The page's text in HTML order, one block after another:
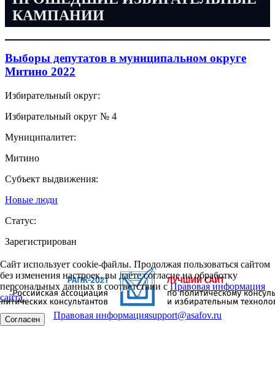
КАМПАНИИ
Выборы депутатов в муниципальном округе
Митино 2022
Избирательный округ:
Избирательный округ № 4
Муниципалитет:
Митино
Субъект выдвижения:
Новые люди
Статус:
Зарегистрирован
Сайт использует cookie-файлы. Продолжая пользоваться сайтом
без изменения настроек, вы даёте согласие на обработку
персональных данных в соответствии сПравовая информация
сайта.
Согласен Правовая информацияsupport@asafov.ru